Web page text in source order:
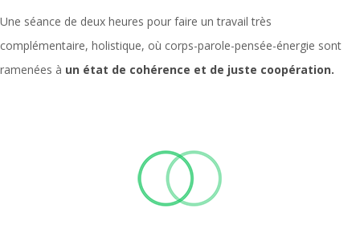
Une séance de deux heures pour faire un travail très
complémentaire, holistique, où corps-parole-pensée-énergie sont
ramenées à un état de cohérence et de juste coopération.